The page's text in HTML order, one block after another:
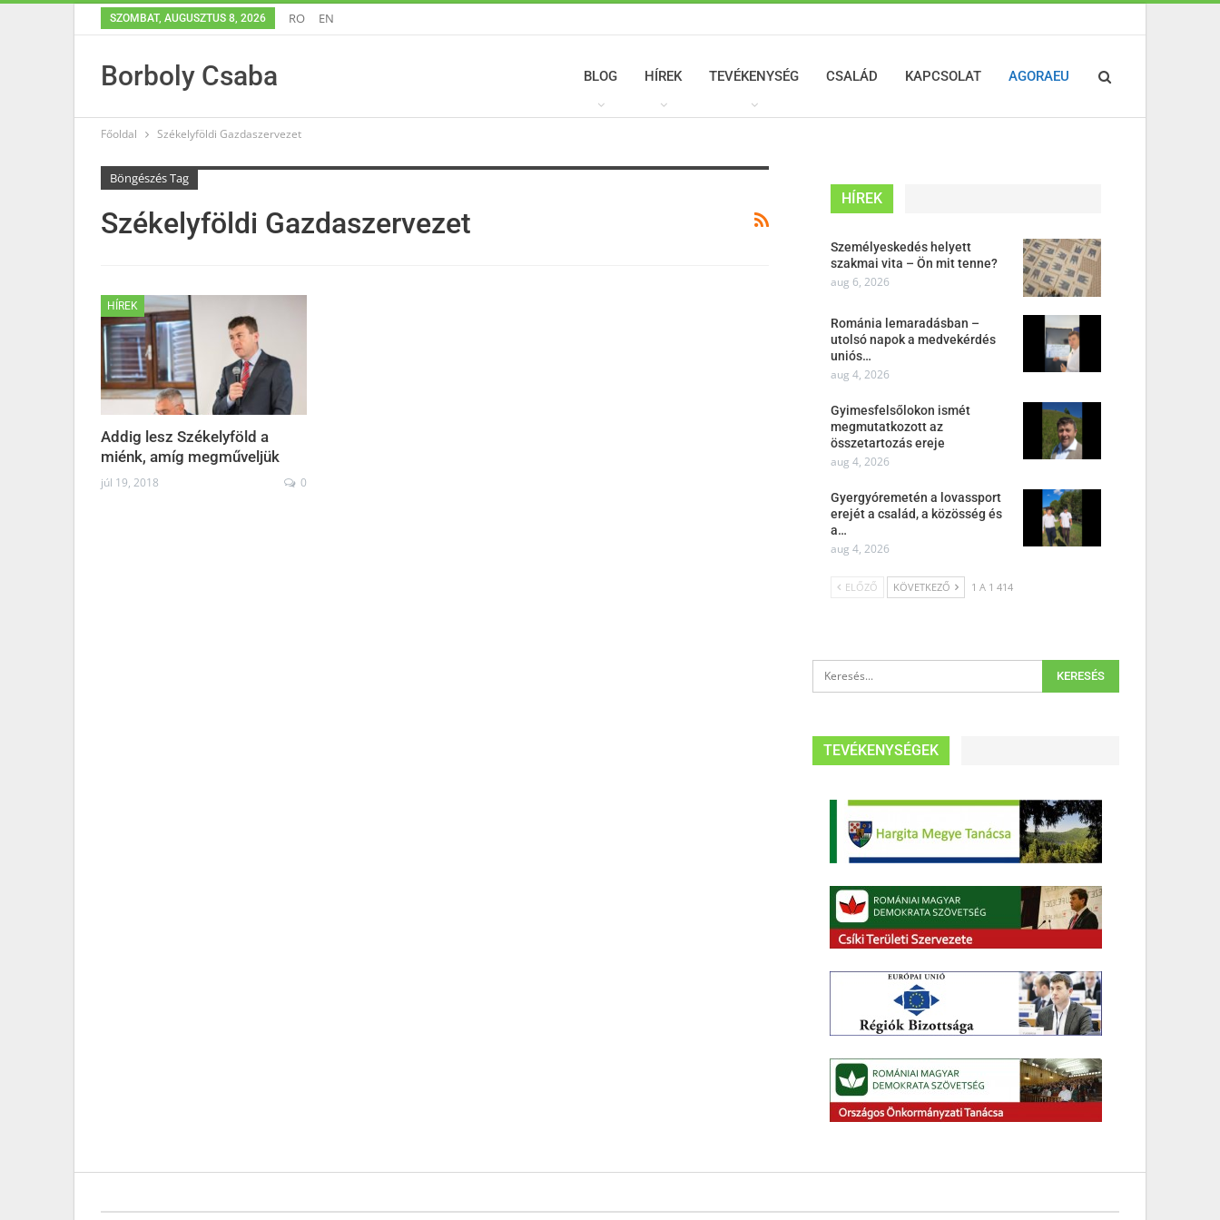
SZOMBAT, AUGUSZTUS 8, 2026 RO EN
Borboly Csaba BLOG HÍREK TEVÉKENYSÉG CSALÁD KAPCSOLAT AGORAEU
Főoldal Székelyföldi Gazdaszervezet
Böngészés Tag
Székelyföldi Gazdaszervezet
HÍREK
Addig lesz Székelyföld a
miénk, amíg megműveljük
júl 19, 2018 0
HÍREK
Személyeskedés helyett
szakmai vita – Ön mit tenne?
aug 6, 2026
Románia lemaradásban –
utolsó napok a medvekérdés
uniós…
aug 4, 2026
Gyimesfelsőlokon ismét
megmutatkozott az
összetartozás ereje
aug 4, 2026
Gyergyóremetén a lovassport
erejét a család, a közösség és
a…
aug 4, 2026
ELŐZŐ KÖVETKEZŐ 1 A 1 414
TEVÉKENYSÉGEK